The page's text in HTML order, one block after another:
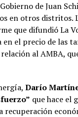
de Juan
en otros distritos.
que difundió La
en el precio de las
al AMBA,
Darío
que hace el
recuperación